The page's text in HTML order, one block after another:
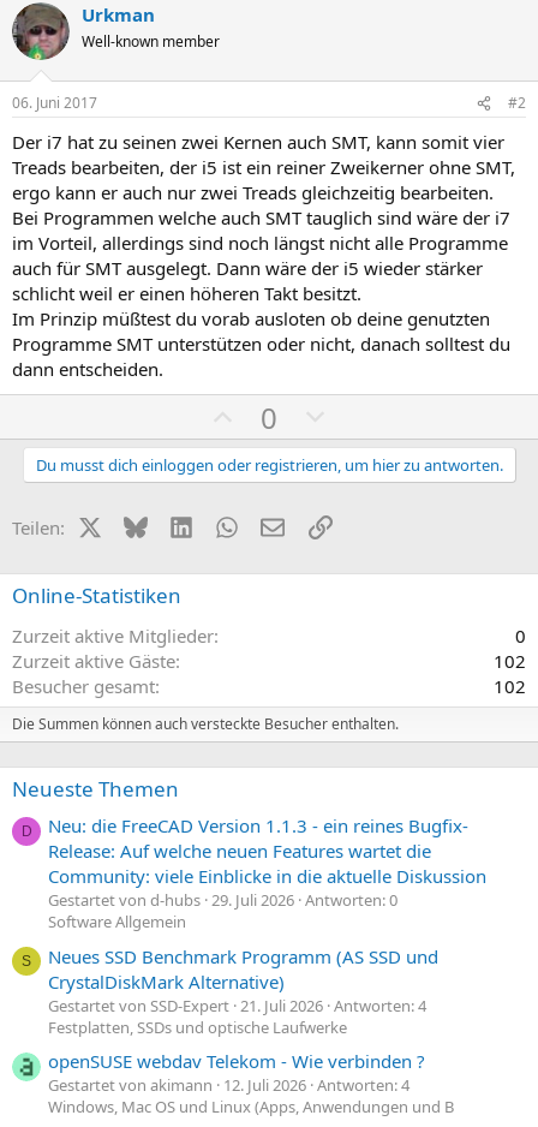
Urkman
Well-known member
06. Juni 2017 #2
Der i7 hat zu seinen zwei Kernen auch SMT, kann somit vier
Treads bearbeiten, der i5 ist ein reiner Zweikerner ohne SMT,
ergo kann er auch nur zwei Treads gleichzeitig bearbeiten.
Bei Programmen welche auch SMT tauglich sind wäre der i7
im Vorteil, allerdings sind noch längst nicht alle Programme
auch für SMT ausgelegt. Dann wäre der i5 wieder stärker
schlicht weil er einen höheren Takt besitzt.
Im Prinzip müßtest du vorab ausloten ob deine genutzten
Programme SMT unterstützen oder nicht, danach solltest du
dann entscheiden.
o
s
v
i
m
m
0
e
g
t
v
i
m
m
Du musst dich einloggen oder registrieren, um hier zu antworten.
Teilen: X (Twitter)
BlueskyLinkedInWhatsApp
E-MailLink
Online-Statistiken
Zurzeit aktive Mitglieder
0
Zurzeit aktive Gäste
102
Besucher gesamt
102
Die Summen können auch versteckte Besucher enthalten.
Neueste Themen
D
Neu: die FreeCAD Version 1.1.3 - ein reines Bugfix-
Release: Auf welche neuen Features wartet die
Community: viele Einblicke in die aktuelle Diskussion
Gestartet von d-hubs 29. Juli 2026 Antworten: 0
Software Allgemein
S
Neues SSD Benchmark Programm (AS SSD und
CrystalDiskMark Alternative)
Gestartet von SSD-Expert 21. Juli 2026 Antworten: 4
Festplatten, SSDs und optische Laufwerke
openSUSE webdav Telekom - Wie verbinden ?
Gestartet von akimann 12. Juli 2026 Antworten: 4
Windows, Mac OS und Linux (Apps, Anwendungen und B